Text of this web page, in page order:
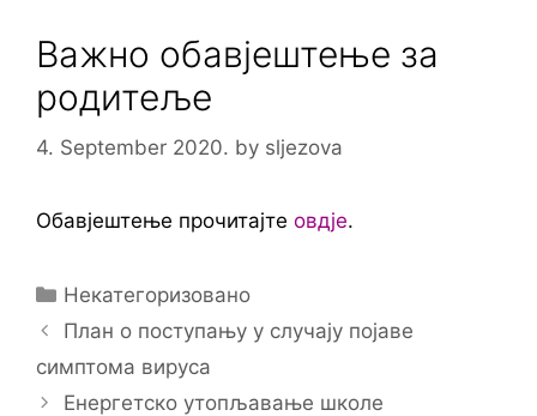
Важно обавјештење за
родитеље
4. September 2020. by sljezova
Обавјештење прочитајте овдје.
Categories
Некатегоризовано
План о поступању у случају појаве
симптома вируса
Енергетско утопљавање школе